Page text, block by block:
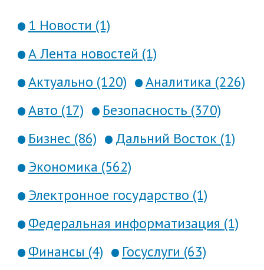
1 Новости (1)
А Лента новостей (1)
Актуально (120)
Аналитика (226)
Авто (17)
Безопасность (370)
Бизнес (86)
Дальний Восток (1)
Экономика (562)
Электронное государство (1)
Федеральная информатизация (1)
Финансы (4)
Госуслуги (63)